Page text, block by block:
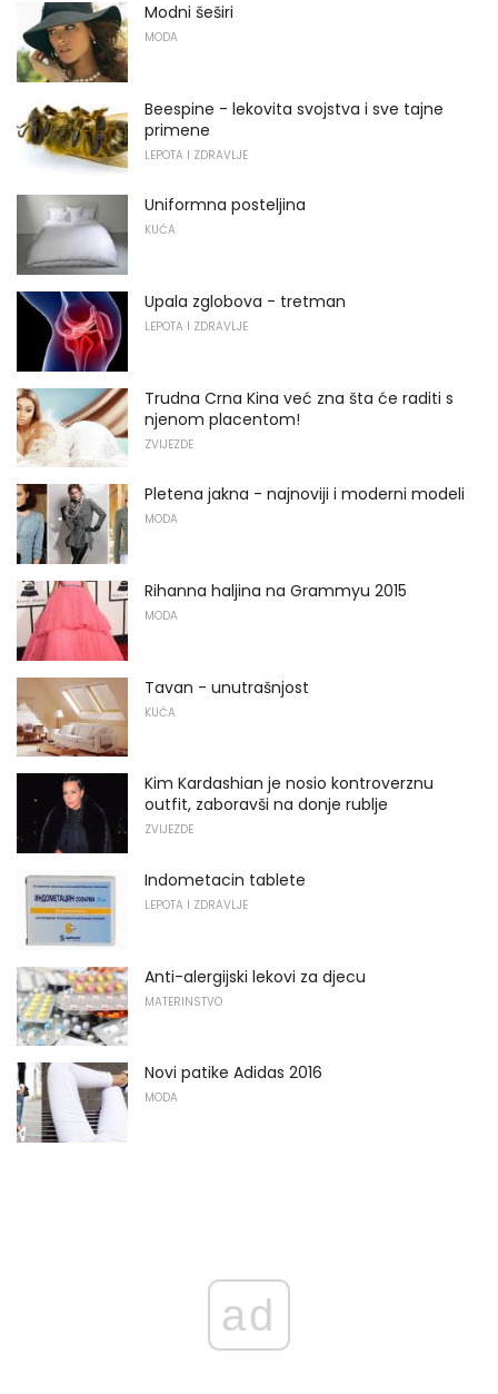
Modni šeširi
MODA
Beespine - lekovita svojstva i sve tajne
primene
LEPOTA I ZDRAVLJE
Uniformna posteljina
KUĆA
Upala zglobova - tretman
LEPOTA I ZDRAVLJE
Trudna Crna Kina već zna šta će raditi s
njenom placentom!
ZVIJEZDE
Pletena jakna - najnoviji i moderni modeli
MODA
Rihanna haljina na Grammyu 2015
MODA
Tavan - unutrašnjost
KUĆA
Kim Kardashian je nosio kontroverznu
outfit, zaboravši na donje rublje
ZVIJEZDE
Indometacin tablete
LEPOTA I ZDRAVLJE
Anti-alergijski lekovi za djecu
MATERINSTVO
Novi patike Adidas 2016
MODA
ad